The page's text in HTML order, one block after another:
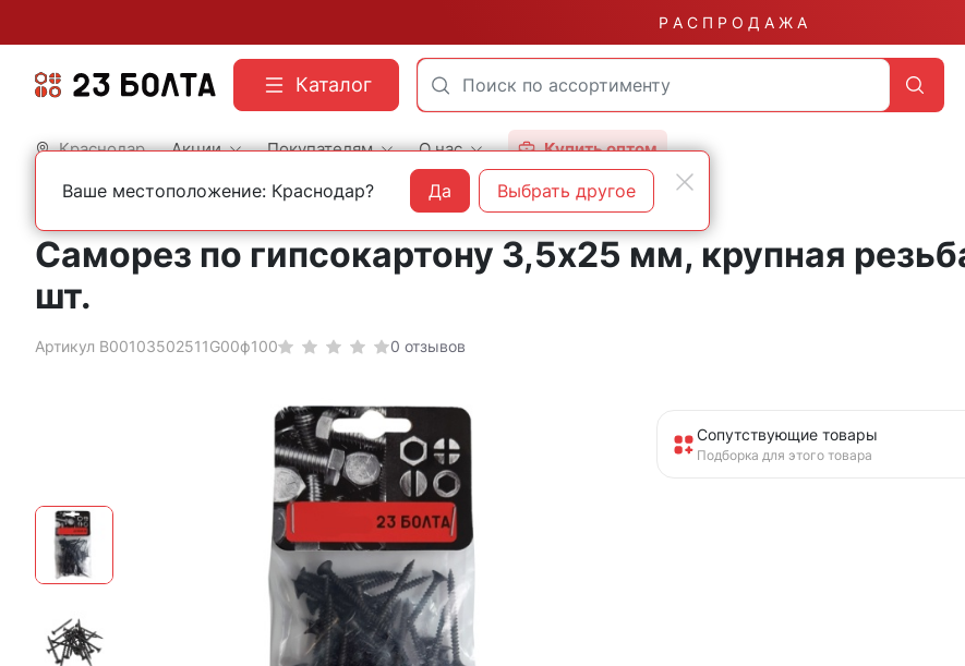
Р А С П Р О Д А Ж А
Каталог
Краснодар Акции Покупателям О нас Купить оптом
Главная Фасованный крепеж Саморезы
Саморез по гипсокартону 3,5х25 мм, крупная
шт.
Артикул B00103502511G00ф100 0 отзывов
Сопутствующие товары
Подборка для этого товара
Ваше местоположение: Краснодар? Да Выбрать другое